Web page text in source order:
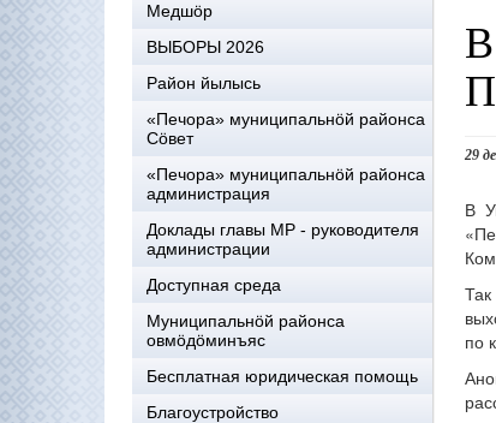
Медшöр
ВЫБОРЫ 2026
Район йылысь
«Печора» муниципальнöй районса
Сöвет
«Печора» муниципальнöй районса
администрация
Доклады главы МР - руководителя
администрации
Доступная среда
Муниципальнöй районса
овмöдöминъяс
Бесплатная юридическая помощь
Благоустройство
29
В
по